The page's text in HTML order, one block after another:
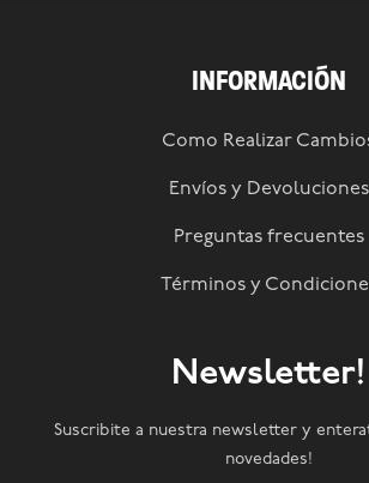
INFORMACIÓN
Como Realizar
Envíos y Devoluciones
Preguntas frecuentes
Términos y
Newsletter!
Suscribite a nuestra newsletter y
novedades!